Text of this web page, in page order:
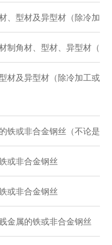
、型材及异型材（除冷加工
制角材、型材、异型材（冷
材及异型材（除冷加工或热
铁或非合金钢丝（不论是否
或非合金钢丝
或非合金钢丝
金属的铁或非合金钢丝